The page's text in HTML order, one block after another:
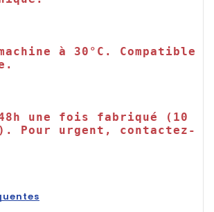
à 30°C. Compatible
une fois fabriqué (10
Pour urgent, contactez-